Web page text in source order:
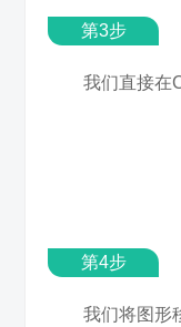
第3步
我们直接在
第4步
我们将图形